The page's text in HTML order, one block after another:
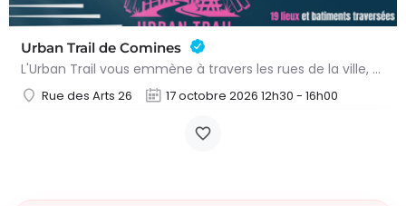
Urban Trail de Comines
L'Urban Trail vous emmène à travers les rues de la ville, mais aussi dans des lieux emblématiques et des…
Rue des Arts 26 17 octobre 2026 12h30 - 16h00